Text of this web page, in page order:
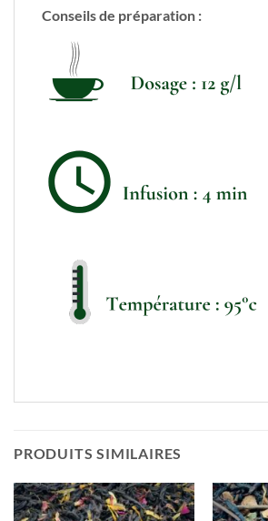
Conseils de préparation :
PRODUITS SIMILAIRES